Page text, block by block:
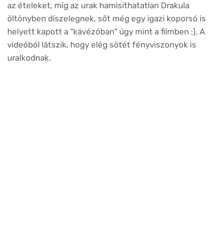
az ételeket, míg az urak hamisíthatatlan Drakula
öltönyben díszelegnek, sőt még egy igazi koporsó is
helyett kapott a "kávézóban" úgy mint a filmben :). A
videóból látszik, hogy elég sötét fényviszonyok is
uralkodnak.